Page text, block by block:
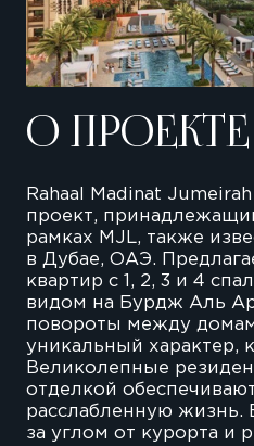
О ПРОЕКТЕ
Rahaal Madinat
проект,
рамках MJL, также
в Дубае, ОАЭ.
квартир с 1, 2, 3 и 4
видом на Бурдж Аль
повороты между
уникальный характер,
Великолепные
отделкой
расслабленную жизнь.
за углом от курорта и